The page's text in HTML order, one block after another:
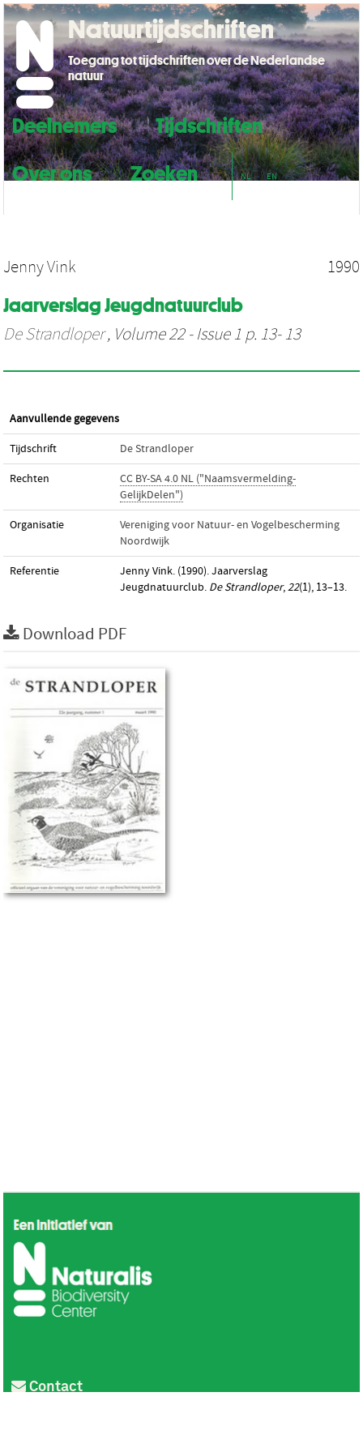
Deelnemers
Tijdschriften
Over ons
Zoeken NL EN
Natuurtijdschriften
Toegang tot tijdschriften over de Nederlandse
natuur
Jenny Vink 1990
Jaarverslag Jeugdnatuurclub
De Strandloper, Volume 22 - Issue 1 p. 13- 13
Aanvullende gegevens
Tijdschrift De Strandloper
Rechten
CC BY-SA 4.0 NL ("Naamsvermelding-
GelijkDelen")
Organisatie
Vereniging voor Natuur- en Vogelbescherming
Noordwijk
Referentie
Jenny Vink. (1990). Jaarverslag
Jeugdnatuurclub. De Strandloper,22(1), 13–13.
Download PDF
Contact